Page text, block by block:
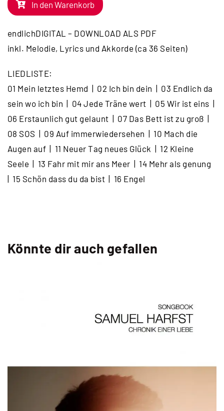
Endlich
ich
bin
[2018]
-
Download
Menge
In den Warenkorb
endlichDIGITAL – DOWNLOAD ALS PDF
inkl. Melodie, Lyrics und Akkorde (ca 36 Seiten)
LIEDLISTE:
01 Mein letztes Hemd | 02 Ich bin dein | 03 Endlich da
sein wo ich bin | 04 Jede Träne wert | 05 Wir ist eins |
06 Erstaunlich gut gelaunt | 07 Das Bett ist zu groß |
08 SOS | 09 Auf immerwiedersehen | 10 Mach die
Augen auf | 11 Neuer Tag neues Glück | 12 Kleine
Seele | 13 Fahr mit mir ans Meer | 14 Mehr als genung
| 15 Schön dass du da bist | 16 Engel
Könnte dir auch gefallen